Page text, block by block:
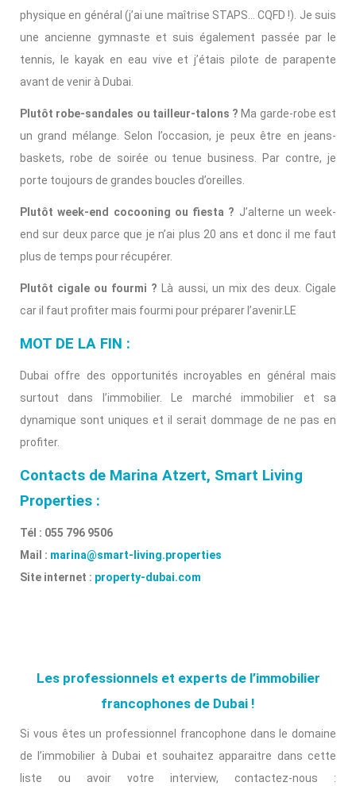
physique en général (j’ai une maîtrise STAPS… CQFD !). Je suis
une ancienne gymnaste et suis également passée par le
tennis, le kayak en eau vive et j’étais pilote de parapente
avant de venir à Dubai.
Plutôt robe-sandales ou tailleur-talons ? Ma garde-robe est
un grand mélange. Selon l’occasion, je peux être en jeans-
baskets, robe de soirée ou tenue business. Par contre, je
porte toujours de grandes boucles d’oreilles.
Plutôt week-end cocooning ou fiesta ? J’alterne un week-
end sur deux parce que je n’ai plus 20 ans et donc il me faut
plus de temps pour récupérer.
Plutôt cigale ou fourmi ? Là aussi, un mix des deux. Cigale
car il faut profiter mais fourmi pour préparer l’avenir.LE
MOT DE LA FIN :
Dubai offre des opportunités incroyables en général mais
surtout dans l’immobilier. Le marché immobilier et sa
dynamique sont uniques et il serait dommage de ne pas en
profiter.
Contacts de Marina Atzert, Smart Living
Properties :
Tél : 055 796 9506
Mail : marina@smart-living.properties
Site internet : property-dubai.com
Les professionnels et experts de l’immobilier
francophones de Dubai !
Si vous êtes un professionnel francophone dans le domaine
de l’immobilier à Dubai et souhaitez apparaitre dans cette
liste ou avoir votre interview, contactez-nous :